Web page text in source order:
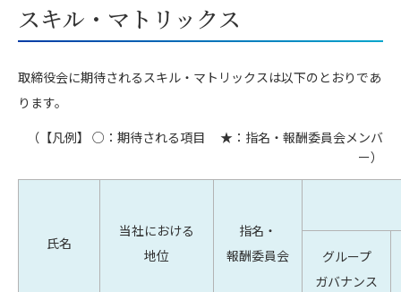
スキル・マトリックス
取締役会に期待されるスキル・マトリックスは以下のとおりであ
ります。
（【凡例】 ○：期待される項目 ★：指名・報酬委員会メンバ
ー）
氏名
当社における
地位
指名・
報酬委員会
グループ
ガバナンス